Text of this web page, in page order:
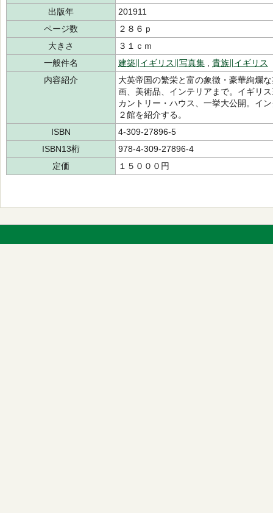
出版年
201911
ページ数
２８６ｐ
大きさ
３１ｃｍ
一般件名
建築∥イギリス∥写真集
貴族∥イギリス
内容紹介
大英帝国の繁栄と富の象徴・豪華絢爛
画、美術品、インテリアまで。イギリ
カントリー・ハウス、一挙大公開。イ
２館を紹介する。
ISBN
4-309-27896-5
ISBN13桁
978-4-309-27896-4
定価
１５０００円